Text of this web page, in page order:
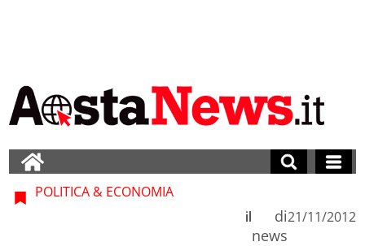
POLITICA & ECONOMIA
di
news
il 21/11/2012